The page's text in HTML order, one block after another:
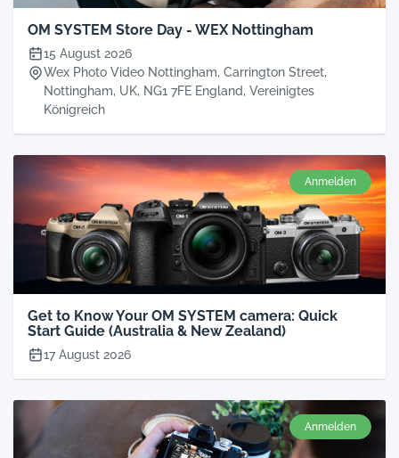
OM SYSTEM Store Day - WEX Nottingham
15 August 2026
Wex Photo Video Nottingham, Carrington Street,
Nottingham, UK, NG1 7FE England, Vereinigtes
Königreich
Anmelden
Get to Know Your OM SYSTEM camera: Quick
Start Guide (Australia & New Zealand)
17 August 2026
Anmelden